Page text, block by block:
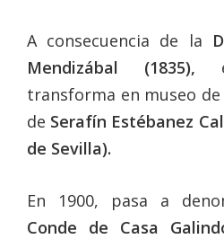
A consecuencia de la
Mendizábal (1835),
transforma en museo
de Serafín Estébanez
de Sevilla).
En 1900, pasa a
Conde de Casa